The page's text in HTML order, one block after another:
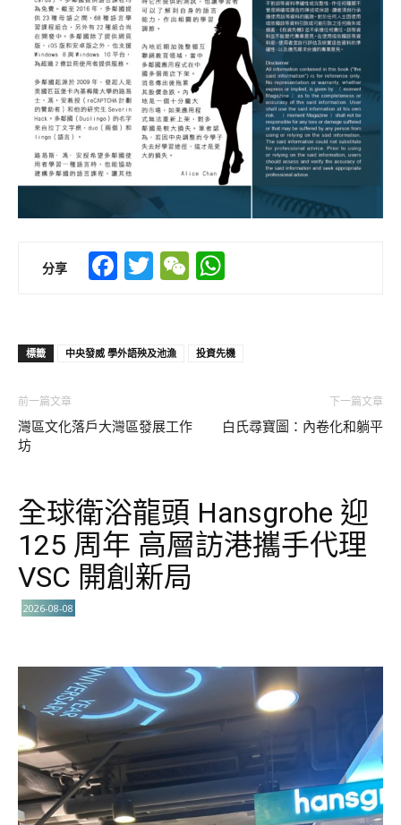
分享 Facebook
TwitterWeChat
標籤 中央發威 學外語殃及池漁 投資先機
前一篇文章
灣區文化落戶大灣區發展工作
坊
下一篇文章
白氏尋寶圖：內卷化和躺平
全球衛浴龍頭 Hansgrohe 迎
125 周年 高層訪港攜手代理
VSC 開創新局
2026-08-08